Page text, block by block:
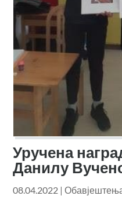
Уручена
Данилу
08.04.2022 |